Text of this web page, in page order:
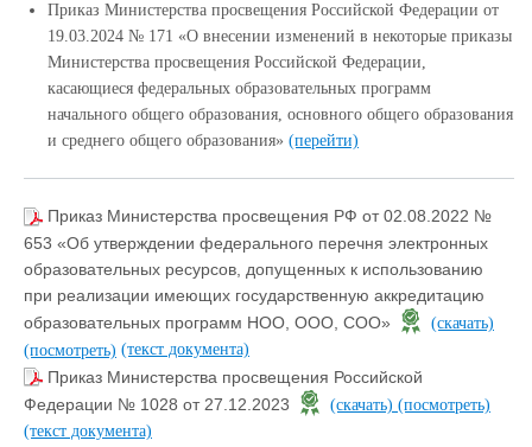
Приказ Министерства просвещения Российской Федерации от
19.03.2024 № 171 «О внесении изменений в некоторые приказы
Министерства просвещения Российской Федерации,
касающиеся федеральных образовательных программ
начального общего образования, основного общего образования
и среднего общего образования» (перейти)
Приказ Министерства просвещения РФ от 02.08.2022 №
653 «Об утверждении федерального перечня электронных
образовательных ресурсов, допущенных к использованию
при реализации имеющих государственную аккредитацию
образовательных программ НОО, ООО, СОО»
(скачать)
(посмотреть) (текст документа)
Приказ Министерства просвещения Российской
Федерации № 1028 от 27.12.2023
(скачать) (посмотреть)
(текст документа)